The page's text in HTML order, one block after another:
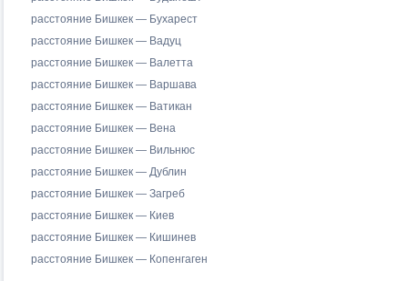
расстояние Бишкек — Бухарест
расстояние Бишкек — Вадуц
расстояние Бишкек — Валетта
расстояние Бишкек — Варшава
расстояние Бишкек — Ватикан
расстояние Бишкек — Вена
расстояние Бишкек — Вильнюс
расстояние Бишкек — Дублин
расстояние Бишкек — Загреб
расстояние Бишкек — Киев
расстояние Бишкек — Кишинев
расстояние Бишкек — Копенгаген